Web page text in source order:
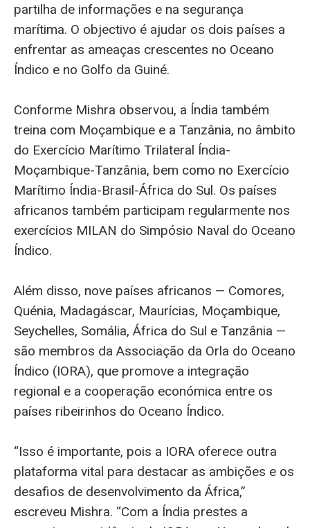
partilha de informações e na segurança
marítima. O objectivo é ajudar os dois países a
enfrentar as ameaças crescentes no Oceano
Índico e no Golfo da Guiné.
Conforme Mishra observou, a Índia também
treina com Moçambique e a Tanzânia, no âmbito
do Exercício Marítimo Trilateral Índia-
Moçambique-Tanzânia, bem como no Exercício
Marítimo Índia-Brasil-África do Sul. Os países
africanos também participam regularmente nos
exercícios MILAN do Simpósio Naval do Oceano
Índico.
Além disso, nove países africanos — Comores,
Quénia, Madagáscar, Maurícias, Moçambique,
Seychelles, Somália, África do Sul e Tanzânia —
são membros da Associação da Orla do Oceano
Índico (IORA), que promove a integração
regional e a cooperação económica entre os
países ribeirinhos do Oceano Índico.
“Isso é importante, pois a IORA oferece outra
plataforma vital para destacar as ambições e os
desafios de desenvolvimento da África,”
escreveu Mishra. “Com a Índia prestes a